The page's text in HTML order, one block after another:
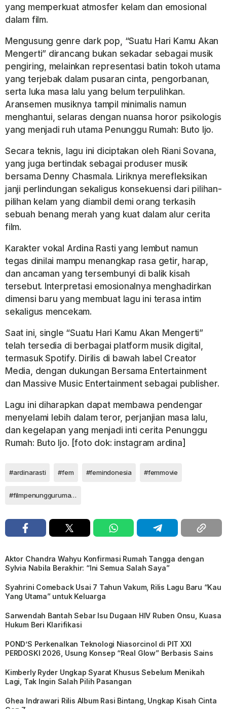
yang memperkuat atmosfer kelam dan emosional
dalam film.
Mengusung genre dark pop, “Suatu Hari Kamu Akan
Mengerti” dirancang bukan sekadar sebagai musik
pengiring, melainkan representasi batin tokoh utama
yang terjebak dalam pusaran cinta, pengorbanan,
serta luka masa lalu yang belum terpulihkan.
Aransemen musiknya tampil minimalis namun
menghantui, selaras dengan nuansa horor psikologis
yang menjadi ruh utama Penunggu Rumah: Buto Ijo.
Secara teknis, lagu ini diciptakan oleh Riani Sovana,
yang juga bertindak sebagai produser musik
bersama Denny Chasmala. Liriknya merefleksikan
janji perlindungan sekaligus konsekuensi dari pilihan-
pilihan kelam yang diambil demi orang terkasih
sebuah benang merah yang kuat dalam alur cerita
film.
Karakter vokal Ardina Rasti yang lembut namun
tegas dinilai mampu menangkap rasa getir, harap,
dan ancaman yang tersembunyi di balik kisah
tersebut. Interpretasi emosionalnya menghadirkan
dimensi baru yang membuat lagu ini terasa intim
sekaligus mencekam.
Saat ini, single “Suatu Hari Kamu Akan Mengerti”
telah tersedia di berbagai platform musik digital,
termasuk Spotify. Dirilis di bawah label Creator
Media, dengan dukungan Bersama Entertainment
dan Massive Music Entertainment sebagai publisher.
Lagu ini diharapkan dapat membawa pendengar
menyelami lebih dalam teror, perjanjian masa lalu,
dan kegelapan yang menjadi inti cerita Penunggu
Rumah: Buto Ijo. [foto dok: instagram ardina]
#ardinarasti #fem #femindonesia #femmovie
#filmpenunggurumahbutoijo
Aktor Chandra Wahyu Konfirmasi Rumah Tangga dengan
Sylvia Nabila Berakhir: “Ini Semua Salah Saya”
Syahrini Comeback Usai 7 Tahun Vakum, Rilis Lagu Baru “Kau
Yang Utama” untuk Keluarga
Sarwendah Bantah Sebar Isu Dugaan HIV Ruben Onsu, Kuasa
Hukum Beri Klarifikasi
POND’S Perkenalkan Teknologi Niasorcinol di PIT XXI
PERDOSKI 2026, Usung Konsep “Real Glow” Berbasis Sains
Kimberly Ryder Ungkap Syarat Khusus Sebelum Menikah
Lagi, Tak Ingin Salah Pilih Pasangan
Ghea Indrawari Rilis Album Rasi Bintang, Ungkap Kisah Cinta